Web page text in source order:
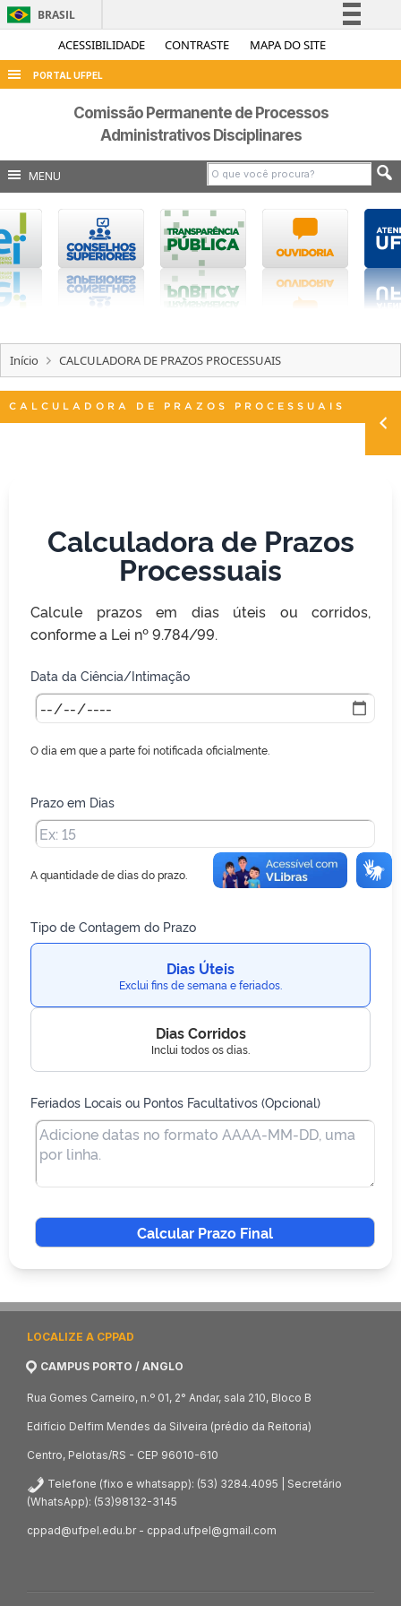
ACESSIBILIDADE CONTRASTE MAPA DO SITE
BRASIL
Simplifique!
Canais
PORTAL UFPEL
ACESSO À INFORMAÇÃO
INTERNACIONAL
OUVIDORIA
Comissão Permanente de Processos
Administrativos Disciplinares
MENU
Início CALCULADORA DE PRAZOS PROCESSUAIS
CALCULADORA DE PRAZOS PROCESSUAIS
Calculadora de Prazos
Processuais
Calcule prazos em dias úteis ou corridos,
conforme a Lei nº 9.784/99.
Data da Ciência/Intimação
O dia em que a parte foi notificada oficialmente.
Prazo em Dias
A quantidade de dias do prazo.
Tipo de Contagem do Prazo
Dias Úteis
Exclui fins de semana e feriados.
Dias Corridos
Inclui todos os dias.
Feriados Locais ou Pontos Facultativos (Opcional)
Calcular Prazo Final
LOCALIZE A CPPAD
CAMPUS PORTO / ANGLO
Rua Gomes Carneiro, n.º 01, 2° Andar, sala 210, Bloco B
Edifício Delfim Mendes da Silveira (prédio da Reitoria)
Centro, Pelotas/RS - CEP 96010-610
Telefone (fixo e whatsapp): (53) 3284.4095 | Secretário
(WhatsApp): (53)98132-3145
cppad@ufpel.edu.br - cppad.ufpel@gmail.com